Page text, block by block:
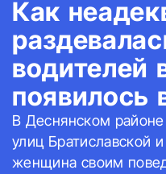
Как
водителей
появилось
В Деснянском
улиц Братиславской
женщина своим